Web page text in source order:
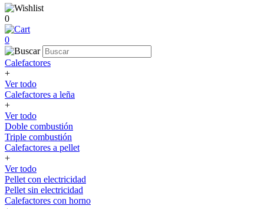
0
0
Calefactores
+
Ver todo
Calefactores a leña
+
Ver todo
Doble combustión
Triple combustión
Calefactores a pellet
+
Ver todo
Pellet con electricidad
Pellet sin electricidad
Calefactores con horno